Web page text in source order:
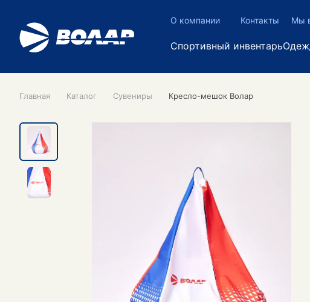
О компании Контакты Мы
Спортивный инвентарь
Главная Каталог Сувениры Кресло-мешок Волар